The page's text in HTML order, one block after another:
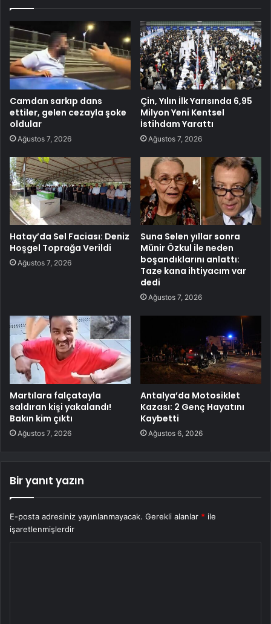
Camdan sarkıp dans
ettiler, gelen cezayla şoke
oldular
Ağustos 7, 2026
Çin, Yılın İlk Yarısında 6,95
Milyon Yeni Kentsel
İstihdam Yarattı
Ağustos 7, 2026
Hatay’da Sel Faciası: Deniz
Hoşgel Toprağa Verildi
Ağustos 7, 2026
Suna Selen yıllar sonra
Münir Özkul ile neden
boşandıklarını anlattı:
Taze kana ihtiyacım var
dedi
Ağustos 7, 2026
Martılara falçatayla
saldıran kişi yakalandı!
Bakın kim çıktı
Ağustos 7, 2026
Antalya’da Motosiklet
Kazası: 2 Genç Hayatını
Kaybetti
Ağustos 6, 2026
Bir yanıt yazın
E-posta adresiniz yayınlanmayacak. Gerekli alanlar * ile
işaretlenmişlerdir